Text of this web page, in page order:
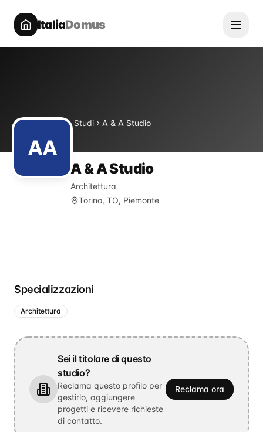
ItaliaDomus
HomeDirectory Studi A & A Studio
AA
A & A Studio
Architettura
Torino, TO, Piemonte
Specializzazioni
Architettura
Sei il titolare di questo
studio?
Reclama questo profilo per
gestirlo, aggiungere
progetti e ricevere richieste
di contatto.
Reclama ora